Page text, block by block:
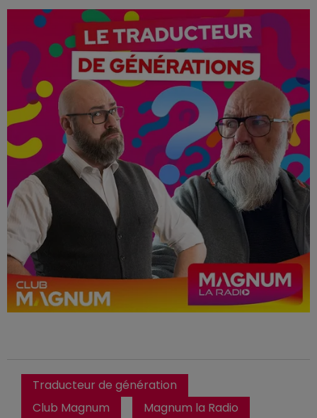
Traducteur de génération
Club Magnum
Magnum la Radio